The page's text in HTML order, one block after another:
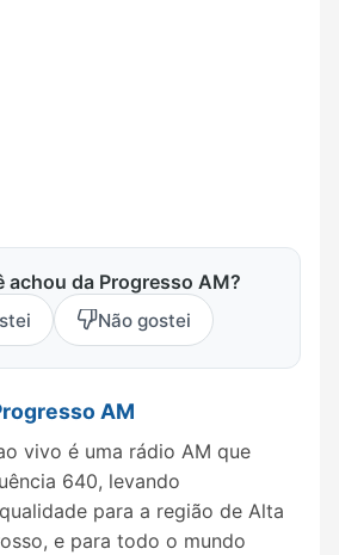
achou da Progresso AM?
Não gostei
AM
vivo é uma rádio AM que
640, levando
para a região de Alta
e para todo o mundo